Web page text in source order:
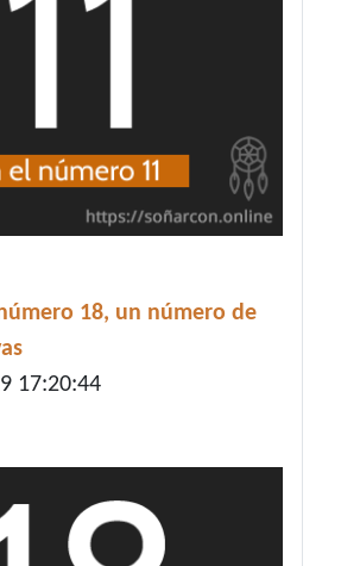
18, un número de
17:20:44